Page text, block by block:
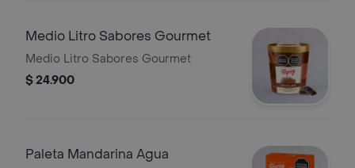
Medio Litro Sabores Gourmet
Medio Litro Sabores Gourmet
$ 24.900
Paleta Mandarina Agua